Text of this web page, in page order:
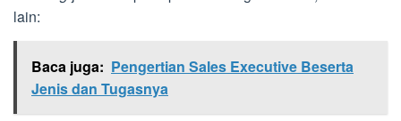
lain:
Baca juga: Pengertian Sales Executive Beserta
Jenis dan Tugasnya